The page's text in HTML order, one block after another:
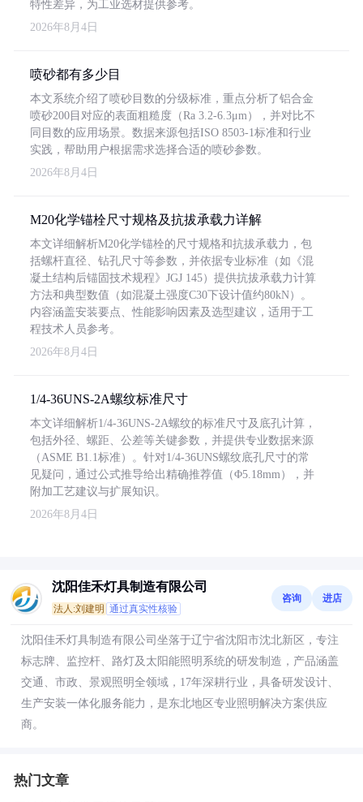
特性差异，为工业选材提供参考。
2026年8月4日
喷砂都有多少目
本文系统介绍了喷砂目数的分级标准，重点分析了铝合金
喷砂200目对应的表面粗糙度（Ra 3.2-6.3μm），并对比不
同目数的应用场景。数据来源包括ISO 8503-1标准和行业
实践，帮助用户根据需求选择合适的喷砂参数。
2026年8月4日
M20化学锚栓尺寸规格及抗拔承载力详解
本文详细解析M20化学锚栓的尺寸规格和抗拔承载力，包
括螺杆直径、钻孔尺寸等参数，并依据专业标准（如《混
凝土结构后锚固技术规程》JGJ 145）提供抗拔承载力计算
方法和典型数值（如混凝土强度C30下设计值约80kN）。
内容涵盖安装要点、性能影响因素及选型建议，适用于工
程技术人员参考。
2026年8月4日
1/4-36UNS-2A螺纹标准尺寸
本文详细解析1/4-36UNS-2A螺纹的标准尺寸及底孔计算，
包括外径、螺距、公差等关键参数，并提供专业数据来源
（ASME B1.1标准）。针对1/4-36UNS螺纹底孔尺寸的常
见疑问，通过公式推导给出精确推荐值（Φ5.18mm），并
附加工艺建议与扩展知识。
2026年8月4日
沈阳佳禾灯具制造有限公司
法人:刘建明 通过真实性核验
咨询 进店
沈阳佳禾灯具制造有限公司坐落于辽宁省沈阳市沈北新区，专注
标志牌、监控杆、路灯及太阳能照明系统的研发制造，产品涵盖
交通、市政、景观照明全领域，17年深耕行业，具备研发设计、
生产安装一体化服务能力，是东北地区专业照明解决方案供应
商。
热门文章